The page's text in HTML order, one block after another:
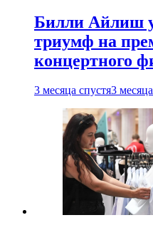
Билли Айлиш
триумф на
концертного
3 месяца спустя3